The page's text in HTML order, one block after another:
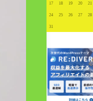
17 18 19 20 21
24 25 26 27 28
31